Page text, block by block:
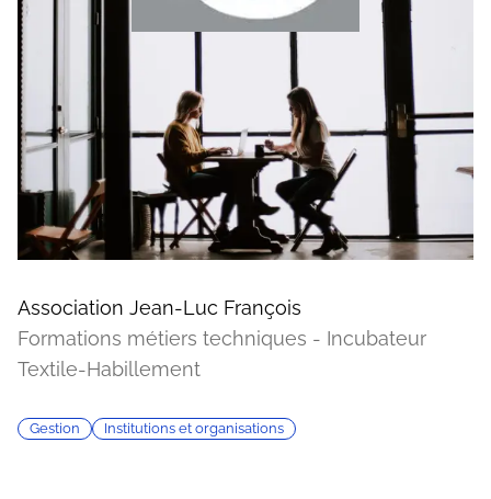
Association Jean-Luc François
Formations métiers techniques - Incubateur
Textile-Habillement
Gestion Institutions et organisations